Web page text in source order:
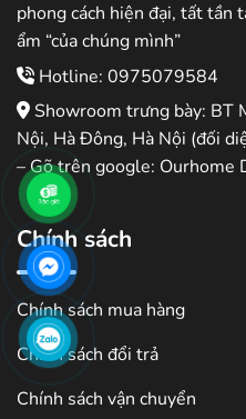
phong cách hiện đại, tất tần
ẩm “của chúng mình”
Hotline: 0975079584
Showroom trưng bày: BT
Nội, Hà Đông, Hà Nội (đối
– Gõ trên google: Ourhome
Chính sách
Chính sách mua hàng
Chính sách đổi trả
Chính sách vận chuyển